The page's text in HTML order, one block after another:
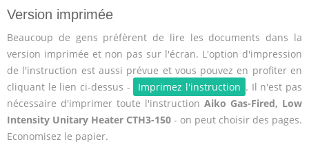
Version imprimée
Beaucoup de gens préfèrent de lire les documents dans la
version imprimée et non pas sur l'écran. L'option d'impression
de l'instruction est aussi prévue et vous pouvez en profiter en
cliquant le lien ci-dessus -
Imprimez l'instruction . Il n'est pas
nécessaire d'imprimer toute l'instruction Aiko Gas-Fired, Low
Intensity Unitary Heater CTH3-150 - on peut choisir des pages.
Economisez le papier.